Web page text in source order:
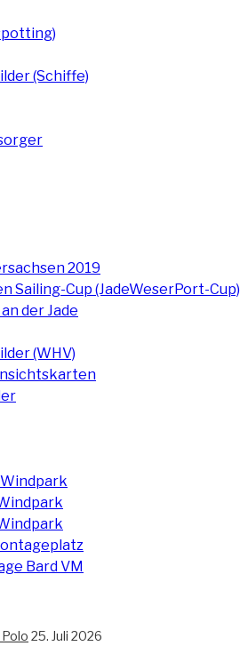
(Schiffe)
2019
Sailing-Cup (JadeWeserPort-Cup)
der Jade
(WHV)
Bard VM
25. Juli 2026